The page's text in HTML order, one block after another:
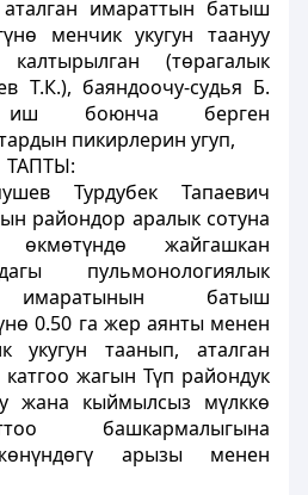
имараттын батыш
менчик укугун таануу
(төрагалык
Т.К.), баяндоочу-судья Б.
иш боюнча берген
пикирлерин угуп,
ТАПТЫ:
Турдубек Тапаевич
райондор аралык сотуна
жайгашкан
пульмонологиялык
имаратынын батыш
0.50 га жер аянты менен
таанып, аталган
жагын Түп райондук
жана кыймылсыз мүлккө
башкармалыгына
арызы менен